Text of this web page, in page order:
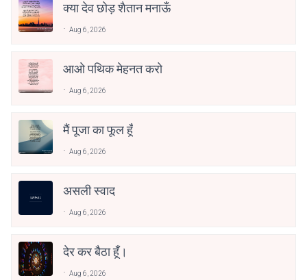
क्या देव छोड़ शैतान मनाऊँ
Aug 6, 2026
आओ पथिक मेहनत करो
Aug 6, 2026
मैं पूजा का फूल हूँ
Aug 6, 2026
असली स्वाद
Aug 6, 2026
देर कर बैठा हूँ।
Aug 6, 2026